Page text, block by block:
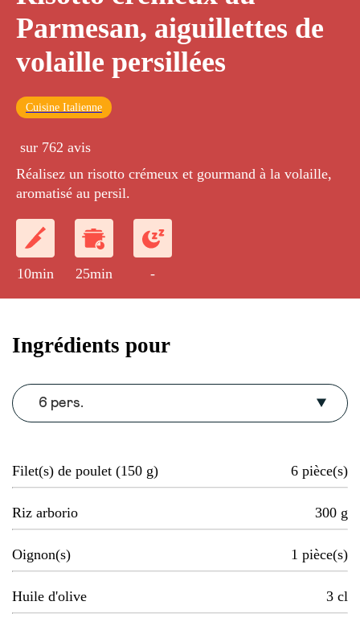
Parmesan, aiguillettes de
volaille persillées
Cuisine Italienne
sur 762 avis
Réalisez un risotto crémeux et gourmand à la volaille,
aromatisé au persil.
10min 25min -
Ingrédients pour
6 pers.
Filet(s) de poulet (150 g) 6 pièce(s)
Riz arborio 300 g
Oignon(s) 1 pièce(s)
Huile d'olive 3 cl